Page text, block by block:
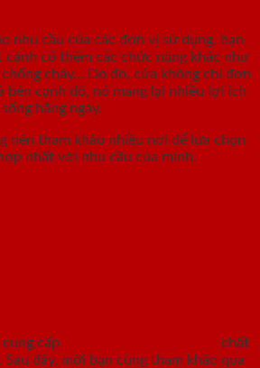
nhu cầu của các đơn vị sử dụng, bạn
cánh có thêm các chức năng khác như
cháy… Do đó, cửa không chỉ đơn
bên cạnh đó, nó mang lại nhiều lợi ích
hằng ngày.
nên tham khảo nhiều nơi để lựa chọn
nhất với nhu cầu của mình.
cấp
chất
đây, mời bạn cùng tham khảo qua